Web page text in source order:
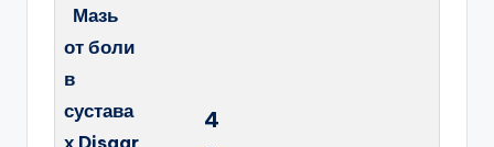
Мазь
от боли
в
сустава
4